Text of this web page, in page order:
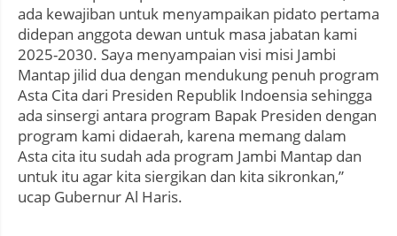
ada kewajiban untuk menyampaikan pidato pertama
didepan anggota dewan untuk masa jabatan kami
2025-2030. Saya menyampaian visi misi Jambi
Mantap jilid dua dengan mendukung penuh program
Asta Cita dari Presiden Republik Indoensia sehingga
ada sinsergi antara program Bapak Presiden dengan
program kami didaerah, karena memang dalam
Asta cita itu sudah ada program Jambi Mantap dan
untuk itu agar kita siergikan dan kita sikronkan,”
ucap Gubernur Al Haris.